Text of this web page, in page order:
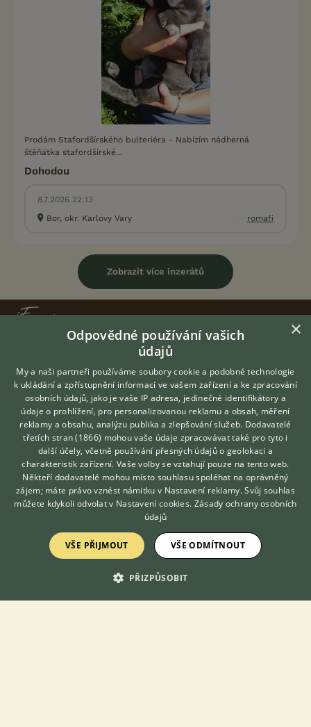
Prodám Stafordšírského bulteriéra - Nabízím nádherná
štěňátka stafordšírské...
Dohodou
8.7.2026 22:13
Bor, okr. Karlovy Vary
romafi
Zobrazit více inzerátů
KONTAKT DO REDAKCE WEBU
redakce@ifauna.cz
DOMOVSKÁ STRÁNKA
INZERCE
DISKUSE
ČLÁNKY
CHOVATELSKÉ STANICE
ATLAS
Hledáte zvířecího kamaráda?
Zdarma vám poradí
VETERINÁŘ ONLINE
KONZULTOVAT S
VETERINÁŘEM
×
Odpovědné používání vašich
údajů
My a naši partneři používáme soubory cookie a podobné technologie
k ukládání a zpřístupnění informací ve vašem zařízení a ke zpracování
osobních údajů, jako je vaše IP adresa, jedinečné identifikátory a
údaje o prohlížení, pro personalizovanou reklamu a obsah, měření
reklamy a obsahu, analýzu publika a zlepšování služeb. Dodavatelé
třetích stran (1866) mohou vaše údaje zpracovávat také pro tyto i
další účely, včetně používání přesných údajů o geolokaci a
charakteristik zařízení. Vaše volby se vztahují pouze na tento web.
Někteří dodavatelé mohou místo souhlasu spoléhat na oprávněný
zájem; máte právo vznést námitku v Nastavení reklamy. Svůj souhlas
můžete kdykoli odvolat v Nastavení cookies. Zásady ochrany osobních
údajů
VŠE PŘIJMOUT VŠE ODMÍTNOUT
PŘIZPŮSOBIT